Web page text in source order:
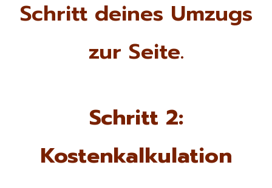
Schritt deines Umzugs
zur Seite.
Schritt 2:
Kostenkalkulation